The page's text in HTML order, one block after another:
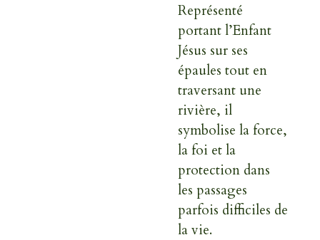
Représenté
portant l’Enfant
Jésus sur ses
épaules tout en
traversant une
rivière, il
symbolise la force,
la foi et la
protection dans
les passages
parfois difficiles de
la vie.